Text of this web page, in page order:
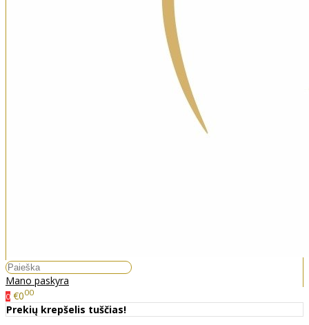
Mano paskyra
0 €000
Prekių krepšelis tuščias!